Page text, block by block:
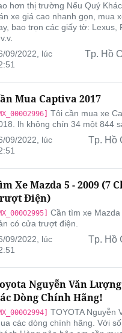
hơn thị trường Nếu Quý
xe giá cao nhanh gọn, mua
bao trọn các giấy tờ: Lexus,
09/2022, lúc
Tp. Hồ
Mua Captiva 2017
Tôi cần mua xe
lh không chín 34 một 844
09/2022, lúc
Tp. Hồ
Xe Mazda 5 - 2009 (7
Điện)
Cần tìm xe Mazda
có cửa trượt điện.
09/2022, lúc
Tp. Hồ
Nguyễn Văn
Dòng Chính Hãng!
TOYOTA Nguyễn
các dòng chính hãng. Với